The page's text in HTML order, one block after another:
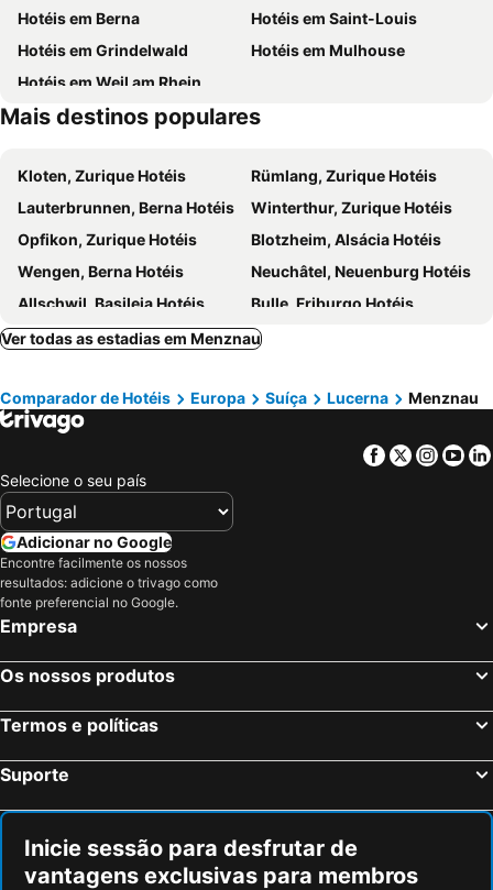
Stadion Letzigrund
Langstrasse
Pilatus Goldene Rundfahrt
Pilatus Bergbahnen
Pilatus
Museu Histórico
Museggmauer
Sattel-Hochstuckli
Lake Lucerne
Fraumünster
Zibelemärit
St Beatus Höhlen
Swiss Toy
Hallwilersee
tibits
Hotéis em Berna
Hotéis em Saint-Louis
Hotéis em Grindelwald
Hotéis em Mulhouse
Hotéis em Weil am Rhein
Mais destinos populares
Kloten, Zurique Hotéis
Rümlang, Zurique Hotéis
Lauterbrunnen, Berna Hotéis
Winterthur, Zurique Hotéis
Opfikon, Zurique Hotéis
Blotzheim, Alsácia Hotéis
Wengen, Berna Hotéis
Neuchâtel, Neuenburg Hotéis
Allschwil, Basileia Hotéis
Bulle, Friburgo Hotéis
Horw, Lucerna Hotéis
Kandersteg, Berna Hotéis
Leukerbad, Valais Hotéis
Weggis, Lucerna Hotéis
Spreitenbach, Aargau Hotéis
Kriens, Lucerna Hotéis
Zurique, Zurique Hotéis
Lucerna, Lucerna Hotéis
Berna, Berna Hotéis
Saint-Louis, Alsácia Hotéis
Weil am Rhein, Bade-Vurtemberga Hotéis
St. Moritz, Grisões Hotéis
Ver todas as estadias em Menznau
Comparador de Hotéis Europa Suíça Lucerna Menznau
Facebook
Twitter
Selecione o seu país
Adicionar no Google
Encontre facilmente os nossos
resultados: adicione o trivago como
fonte preferencial no Google.
Empresa
Os nossos produtos
Termos e políticas
Suporte
Inicie sessão para desfrutar de
vantagens exclusivas para membros